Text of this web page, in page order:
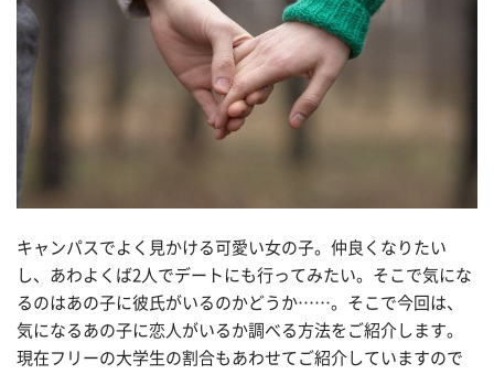
キャンパスでよく見かける可愛い女の子。仲良くなりたい
し、あわよくば2人でデートにも行ってみたい。そこで気にな
るのはあの子に彼氏がいるのかどうか……。そこで今回は、
気になるあの子に恋人がいるか調べる方法をご紹介します。
現在フリーの大学生の割合もあわせてご紹介していますので